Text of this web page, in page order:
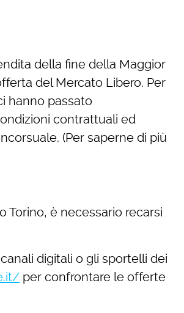
della fine della Maggior
del Mercato Libero. Per
hanno passato
contrattuali ed
(Per saperne di più
Torino, è necessario recarsi
digitali o gli sportelli dei
per confrontare le offerte